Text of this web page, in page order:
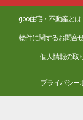
goo住宅・不動産とは
物件に関するお問合
個人情報の取
プライバシー